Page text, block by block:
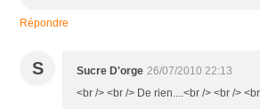
Répondre
S Sucre D'orge 26/07/2010 22:13
<br /> <br /> De rien....<br /> <br />